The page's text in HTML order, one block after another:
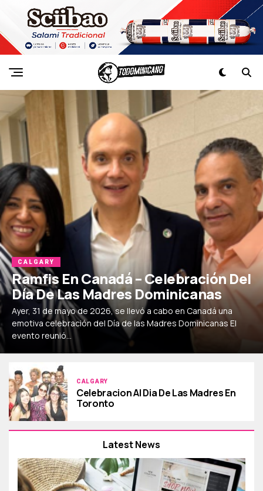
CALGARY
Ramfis En Canadá – Celebración Del
Día De Las Madres Dominicanas
Ayer, 31 de mayo de 2026, se llevó a cabo en Canadá una
emotiva celebración del Día de las Madres Dominicanas El
evento reunió...
CALGARY
Celebracion Al Dia De Las Madres En
Toronto
Latest News